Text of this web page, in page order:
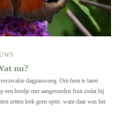
nu?
dagpauwoog. Om hem te laten
een bordje met aangesneden fruit zodat hij
zetten leek geen optie, want daar was het